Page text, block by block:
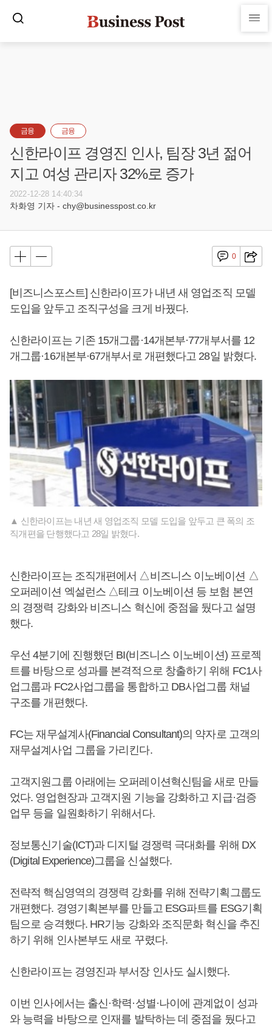
금융 금융
신한라이프 경영진 인사, 팀장 3년 젊어
지고 여성 관리자 32%로 증가
2022-12-28 14:40:34
차화영 기자 - chy@businesspost.co.kr
0
[비즈니스포스트] 신한라이프가 내년 새 영업조직 모델
도입을 앞두고 조직구성을 크게 바꿨다.
신한라이프는 기존 15개그룹·14개본부·77개부서를 12
개그룹·16개본부·67개부서로 개편했다고 28일 밝혔다.
▲ 신한라이프는 내년 새 영업조직 모델 도입을 앞두고 큰 폭의 조
직개편을 단행했다고 28일 밝혔다.
신한라이프는 조직개편에서 △비즈니스 이노베이션 △
오퍼레이션 엑설런스 △테크 이노베이션 등 보험 본연
의 경쟁력 강화와 비즈니스 혁신에 중점을 뒀다고 설명
했다.
우선 4분기에 진행했던 BI(비즈니스 이노베이션) 프로젝
트를 바탕으로 성과를 본격적으로 창출하기 위해 FC1사
업그룹과 FC2사업그룹을 통합하고 DB사업그룹 채널
구조를 개편했다.
FC는 재무설계사(Financial Consultant)의 약자로 고객의
재무설계사업 그룹을 가리킨다.
고객지원그룹 아래에는 오퍼레이션혁신팀을 새로 만들
었다. 영업현장과 고객지원 기능을 강화하고 지급·검증
업무 등을 일원화하기 위해서다.
정보통신기술(ICT)과 디지털 경쟁력 극대화를 위해 DX
(Digital Experience)그룹을 신설했다.
전략적 핵심영역의 경쟁력 강화를 위해 전략기획그룹도
개편했다. 경영기획본부를 만들고 ESG파트를 ESG기획
팀으로 승격했다. HR기능 강화와 조직문화 혁신을 추진
하기 위해 인사본부도 새로 꾸렸다.
신한라이프는 경영진과 부서장 인사도 실시했다.
이번 인사에서는 출신·학력·성별·나이에 관계없이 성과
와 능력을 바탕으로 인재를 발탁하는 데 중점을 뒀다고